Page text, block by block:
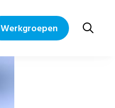
Werkgroepen